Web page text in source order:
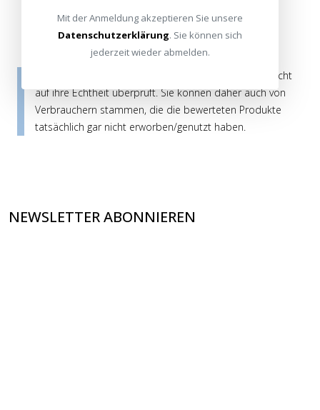
Die Bewertungen werden vor ihrer Veröffentlichung nicht
auf ihre Echtheit überprüft. Sie können daher auch von
Verbrauchern stammen, die die bewerteten Produkte
tatsächlich gar nicht erworben/genutzt haben.
NEWSLETTER ABONNIEREN
Mit der Anmeldung akzeptieren Sie unsere
Datenschutzerklärung. Sie können sich
jederzeit wieder abmelden.